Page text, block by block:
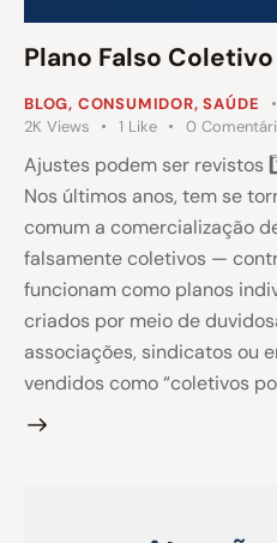
Plano Falso
BLOG, CONSUMIDOR,SAÚDE
2K Views 1 Like 0
Ajustes podem ser revistos
Nos últimos anos, tem se
comum a comercialização
falsamente coletivos —
funcionam como planos
criados por meio de
associações, sindicatos ou
vendidos como “coletivos